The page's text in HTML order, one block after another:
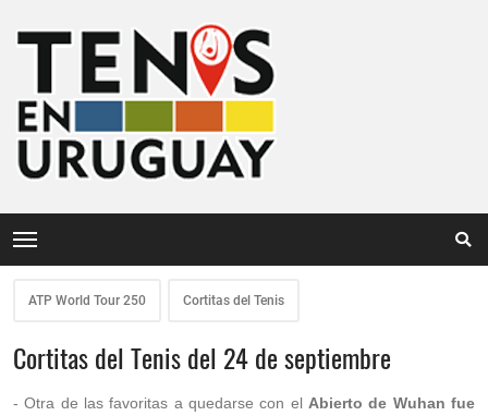
ATP World Tour 250 Cortitas del Tenis
Cortitas del Tenis del 24 de septiembre
- Otra de las favoritas a quedarse con el Abierto de Wuhan fue